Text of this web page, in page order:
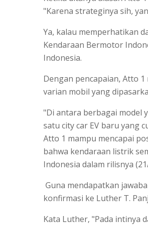
"Karena strateginya sih,
Ya, kalau memperhatikan
Kendaraan Bermotor
Indonesia.
Dengan pencapaian, Atto
varian mobil yang
"Di antara berbagai model
satu city car EV baru yang
Atto 1 mampu mencapai
bahwa kendaraan listrik
Indonesia dalam rilisnya
Guna mendapatkan
konfirmasi ke Luther T.
Kata Luther, "Pada intinya